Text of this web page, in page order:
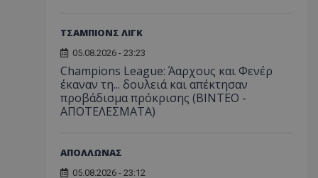
ΤΣΑΜΠΙΟΝΣ ΛΙΓΚ
05.08.2026 - 23:23
Champions League: Άαρχους και Φενέρ
έκαναν τη... δουλειά και απέκτησαν
προβάδισμα πρόκρισης (ΒΙΝΤΕΟ -
ΑΠΟΤΕΛΕΣΜΑΤΑ)
ΑΠΟΛΛΩΝΑΣ
05.08.2026 - 23:12